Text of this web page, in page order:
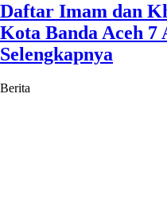
Daftar Imam dan
Kota Banda Aceh 7
Selengkapnya
Berita